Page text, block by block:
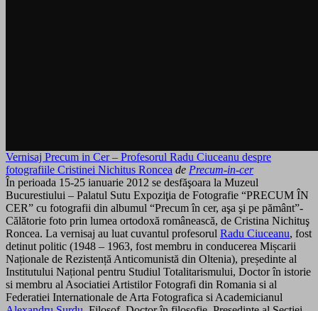
Vernisaj Precum in Cer – Profesorul Radu Ciuceanu despre
fotografiile Cristinei Nichitus Roncea de Precum-in-cer
În perioada 15-25 ianuarie 2012 se desfăşoara la Muzeul
Bucurestiului – Palatul Sutu Expoziţia de Fotografie “PRECUM ÎN
CER” cu fotografii din albumul “Precum în cer, aşa şi pe pământ”-
Călătorie foto prin lumea ortodoxă românească, de Cristina Nichituş
Roncea. La vernisaj au luat cuvantul profesorul Radu Ciuceanu, fost
detinut politic (1948 – 1963, fost membru in conducerea Mișcarii
Naționale de Rezistență Anticomunistă din Oltenia), președinte al
Institutului Național pentru Studiul Totalitarismului, Doctor în istorie
si membru al Asociatiei Artistilor Fotografi din Romania si al
Federatiei Internationale de Arta Fotografica si Academicianul